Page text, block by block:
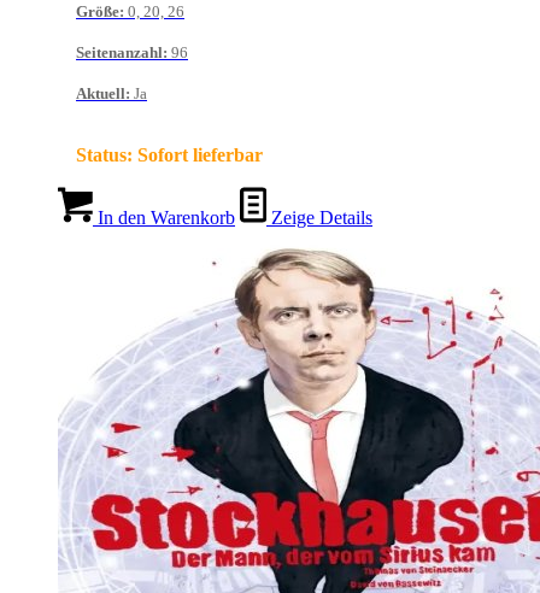
Größe: 0, 20, 26
Seitenanzahl: 96
Aktuell: Ja
Status: Sofort lieferbar
In den Warenkorb Zeige Details